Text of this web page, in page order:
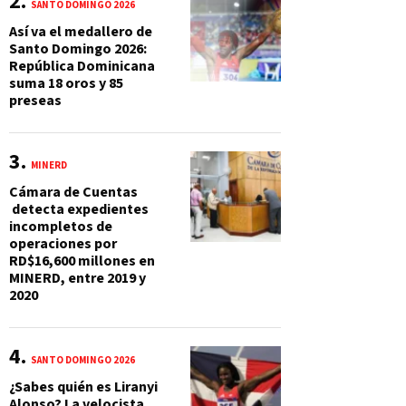
SANTO DOMINGO 2026
Así va el medallero de
Santo Domingo 2026:
República Dominicana
suma 18 oros y 85
preseas
MINERD
Cámara de Cuentas
detecta expedientes
incompletos de
operaciones por
RD$16,600 millones en
MINERD, entre 2019 y
2020
SANTO DOMINGO 2026
¿Sabes quién es Liranyi